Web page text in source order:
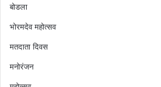
बोडला
भोरमदेव महोत्सव
मतदाता दिवस
मनोरंजन